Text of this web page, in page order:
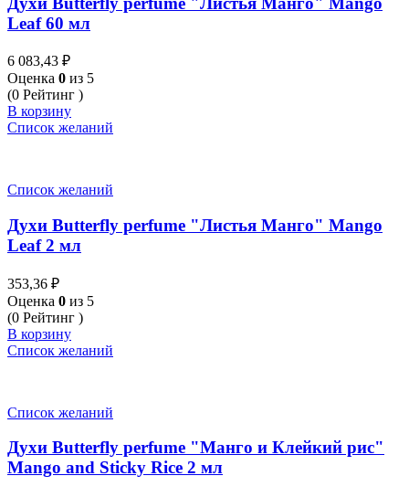
Leaf 60 мл
6 083,43 ₽
Оценка 0 из 5
(0 Рейтинг )
В корзину
Список желаний
Список желаний
Духи Butterfly perfume "Листья Манго" Mango
Leaf 2 мл
353,36 ₽
Оценка 0 из 5
(0 Рейтинг )
В корзину
Список желаний
Список желаний
Духи Butterfly perfume "Манго и Клейкий рис"
Mango and Sticky Rice 2 мл